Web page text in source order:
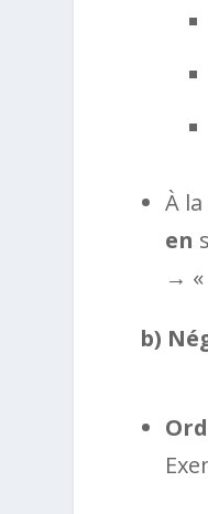
À la
en
→ «
b)